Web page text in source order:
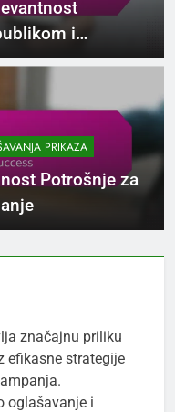
i
PRIKAZA
Potrošnje za
značajnu priliku
efikasne strategije
oglašavanje i